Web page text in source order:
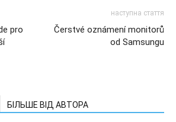
pro
наступна стаття
Čerstvé oznámení monitorů
od Samsungu
БІЛЬШЕ ВІД АВТОРА